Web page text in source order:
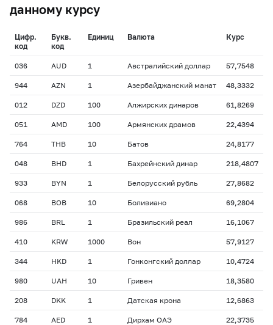
данному курсу
Цифр.
код
Букв.
код
Единиц Валюта Курс
036 AUD 1 Австралийский доллар 57,7548
944 AZN 1 Азербайджанский манат 48,3332
012 DZD 100 Алжирских динаров 61,8269
051 AMD 100 Армянских драмов 22,4394
764 THB 10 Батов 24,8177
048 BHD 1 Бахрейнский динар 218,4807
933 BYN 1 Белорусский рубль 27,8682
068 BOB 10 Боливиано 69,2804
986 BRL 1 Бразильский реал 16,1067
410 KRW 1000 Вон 57,9127
344 HKD 1 Гонконгский доллар 10,4724
980 UAH 10 Гривен 18,3580
208 DKK 1 Датская крона 12,6863
784 AED 1 Дирхам ОАЭ 22,3735